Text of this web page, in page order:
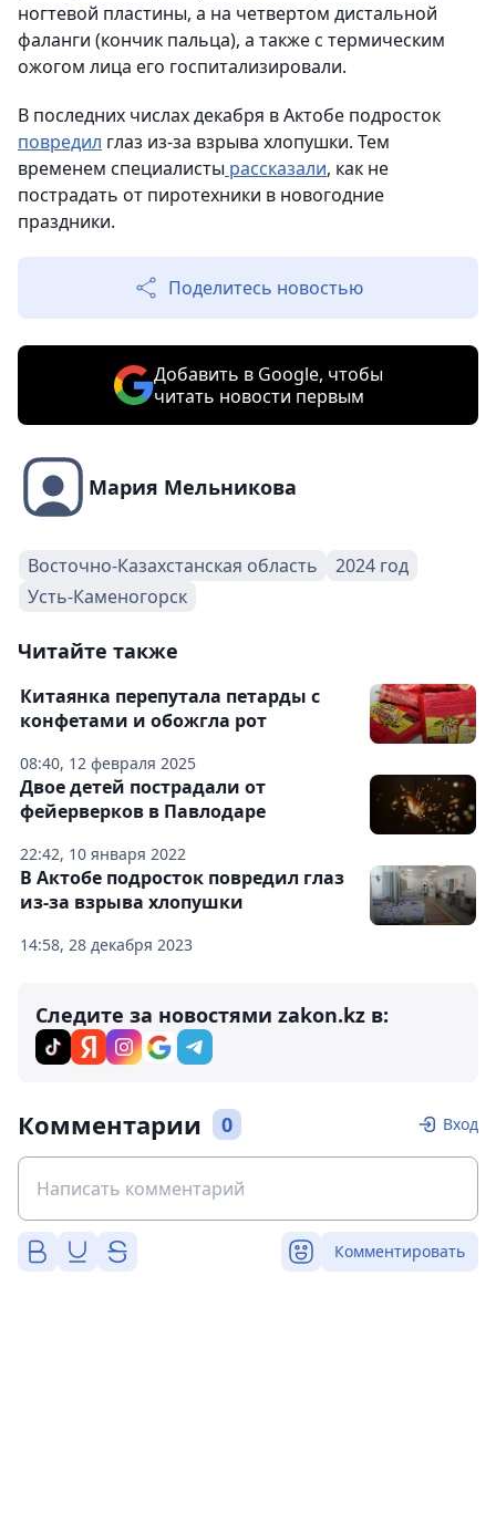
ногтевой пластины, а на четвертом дистальной
фаланги (кончик пальца), а также с термическим
ожогом лица его госпитализировали.
В последних числах декабря в Актобе подросток
повредил глаз из-за взрыва хлопушки. Тем
временем специалисты рассказали, как не
пострадать от пиротехники в новогодние
праздники.
Поделитесь новостью
Добавить в Google, чтобы
читать новости первым
Мария Мельникова
Восточно-Казахстанская область
2024 год
Усть-Каменогорск
Читайте также
08:40, 12 февраля 2025
Китаянка перепутала петарды с
конфетами и обожгла рот
22:42, 10 января 2022
Двое детей пострадали от
фейерверков в Павлодаре
14:58, 28 декабря 2023
В Актобе подросток повредил глаз
из-за взрыва хлопушки
Следите за новостями zakon.kz в:
Комментарии 0 Вход
Комментировать